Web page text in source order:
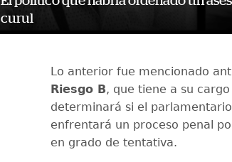
curul
Lo anterior fue mencionado
Riesgo B, que tiene a su
determinará si el parlamentario
enfrentará un proceso penal
en grado de tentativa.